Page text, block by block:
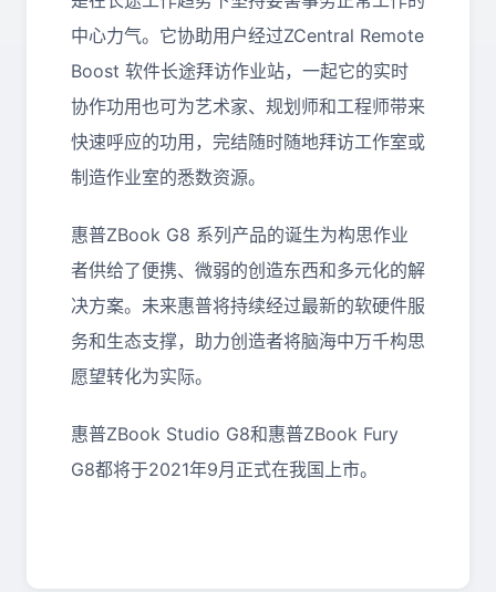
中心力气。它协助用户经过ZCentral Remote
Boost 软件长途拜访作业站，一起它的实时
协作功用也可为艺术家、规划师和工程师带来
快速呼应的功用，完结随时随地拜访工作室或
制造作业室的悉数资源。
惠普ZBook G8 系列产品的诞生为构思作业
者供给了便携、微弱的创造东西和多元化的解
决方案。未来惠普将持续经过最新的软硬件服
务和生态支撑，助力创造者将脑海中万千构思
愿望转化为实际。
惠普ZBook Studio G8和惠普ZBook Fury
G8都将于2021年9月正式在我国上市。